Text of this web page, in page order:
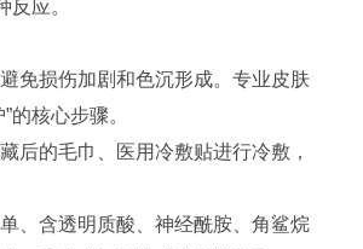
应。
免损伤加剧和色沉形成。专业皮肤
核心步骤。
后的毛巾、医用冷敷贴进行冷敷，
、含透明质酸、神经酰胺、角鲨烷